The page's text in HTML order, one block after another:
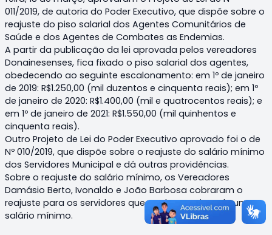
011/2019, de autoria do Poder Executivo, que dispõe sobre o
reajuste do piso salarial dos Agentes Comunitários de
Saúde e dos Agentes de Combates as Endemias.
A partir da publicação da lei aprovada pelos vereadores
Donainesenses, fica fixado o piso salarial dos agentes,
obedecendo ao seguinte escalonamento: em 1º de janeiro
de 2019: R$1.250,00 (mil duzentos e cinquenta reais); em 1º
de janeiro de 2020: R$1.400,00 (mil e quatrocentos reais); e
em 1º de janeiro de 2021: R$1.550,00 (mil quinhentos e
cinquenta reais).
Outro Projeto de Lei do Poder Executivo aprovado foi o de
Nº 010/2019, que dispõe sobre o reajuste do salário mínimo
dos Servidores Municipal e dá outras providências.
Sobre o reajuste do salário mínimo, os Vereadores
Damásio Berto, Ivonaldo e João Barbosa cobraram o
reajuste para os servidores que ganham acima de um
salário mínimo.